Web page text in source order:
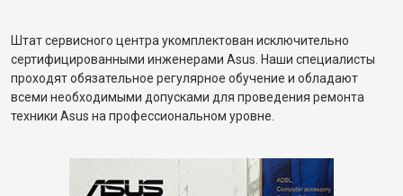
Штат сервисного центра укомплектован исключительно
сертифицированными инженерами Asus. Наши специалисты
проходят обязательное регулярное обучение и обладают
всеми необходимыми допусками для проведения ремонта
техники Asus на профессиональном уровне.